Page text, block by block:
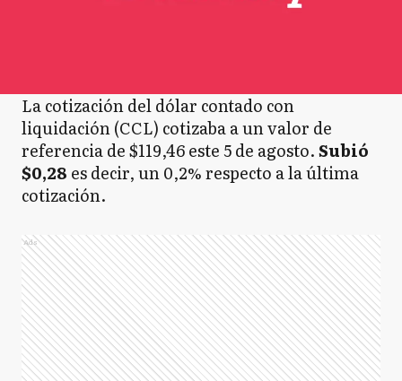
La cotización del dólar contado con
liquidación (CCL) cotizaba a un valor de
referencia de $119,46 este 5 de agosto.Subió
$0,28 es decir, un 0,2% respecto a la última
cotización.
Ads